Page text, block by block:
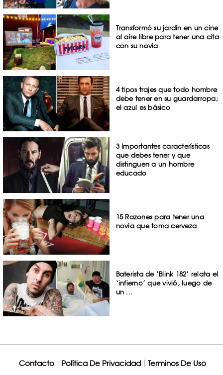
Transformó su jardín en un cine
al aire libre para tener una cita
con su novia
4 tipos trajes que todo hombre
debe tener en su guardarropa;
el azul es básico
3 Importantes características
que debes tener y que
distinguen a un hombre
educado
15 Razones para tener una
novia que toma cerveza
Baterista de ‘Blink 182’ relata el
‘infierno’ que vivió, luego de
un ...
Contacto Política De Privacidad Terminos De Uso